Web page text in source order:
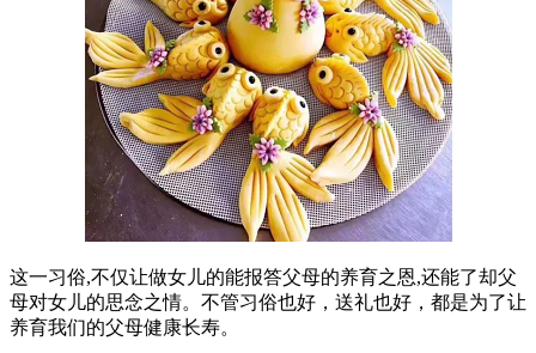
这一习俗,不仅让做女儿的能报答父母的养育之恩,还能了却父
母对女儿的思念之情。不管习俗也好，送礼也好，都是为了让
养育我们的父母健康长寿。